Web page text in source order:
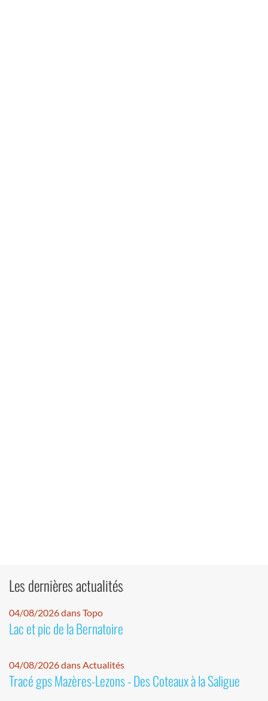
Les dernières actualités
04/08/2026 dans Topo
Lac et pic de la Bernatoire
04/08/2026 dans Actualités
Tracé gps Mazères-Lezons - Des Coteaux à la Saligue